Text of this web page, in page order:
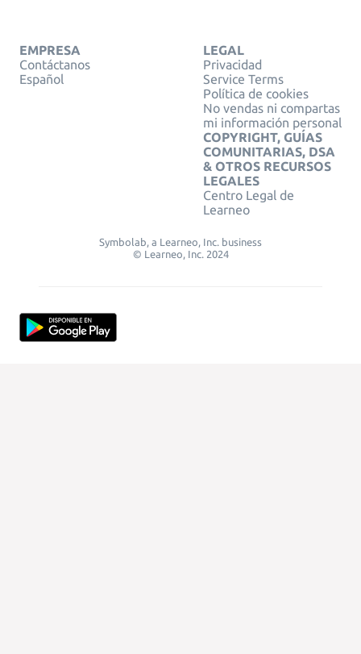
EMPRESA
Contáctanos
Español
LEGAL
Privacidad
Service Terms
Política de cookies
No vendas ni compartas
mi información personal
COPYRIGHT, GUÍAS
COMUNITARIAS, DSA
& OTROS RECURSOS
LEGALES
Centro Legal de
Learneo
Symbolab, a Learneo, Inc. business
© Learneo, Inc. 2024